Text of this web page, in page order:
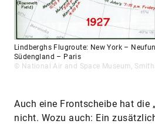
Lindberghs Flugroute: New York –
Südengland – Paris
© National Air and Space Museum,
Auch eine Frontscheibe hat die
nicht. Wozu auch: Ein